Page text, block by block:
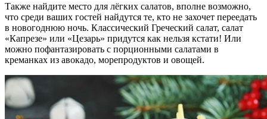
Также найдите место для лёгких салатов, вполне возможно,
что среди ваших гостей найдутся те, кто не захочет переедать
в новогоднюю ночь. Классический Греческий салат, салат
«Капрезе» или «Цезарь» придутся как нельзя кстати! Или
можно пофантазировать с порционными салатами в
креманках из авокадо, морепродуктов и овощей.